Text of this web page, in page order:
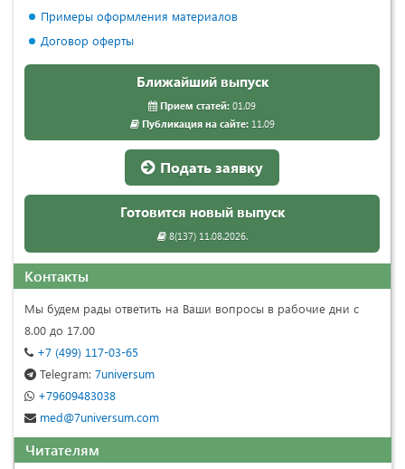
Примеры оформления материалов
Договор оферты
Ближайший выпуск
Прием статей: 01.09
Публикация на сайте:11.09
Подать заявку
Готовится новый выпуск
8(137) 11.08.2026.
Контакты
Мы будем рады ответить на Ваши вопросы в рабочие дни с
8.00 до 17.00
+7 (499) 117-03-65
Telegram: 7universum
+79609483038
med@7universum.com
Читателям